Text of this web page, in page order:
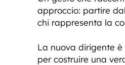
approccio: partire
chi rappresenta la
La nuova dirigente
per costruire una